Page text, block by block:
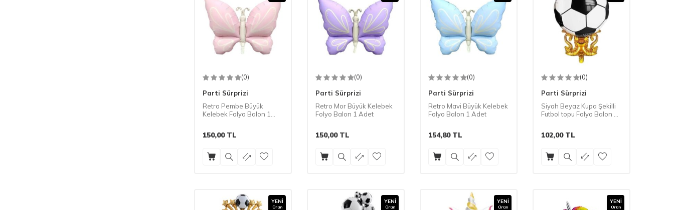
(0)
Parti Sürprizi
Retro Pembe Büyük
Kelebek Folyo Balon 1
150,00TL
(0)
Parti Sürprizi
Retro Mor Büyük Kelebek
Folyo Balon 1 Adet
150,00TL
(0)
Parti Sürprizi
Retro Mavi Büyük Kelebek
Folyo Balon 1 Adet
154,80TL
(0)
Parti Sürprizi
Siyah Beyaz Kupa Şekilli
Futbol topu Folyo Balon 1
102,00TL
YENI
Ürün
YENI
Ürün
YENI
Ürün
YENI
Ürün